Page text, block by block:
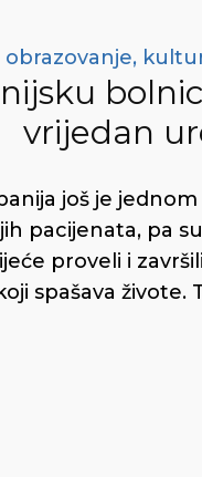
obrazovanje,
vrijedan
još je
pacijenata, pa
proveli i
spašava živote.